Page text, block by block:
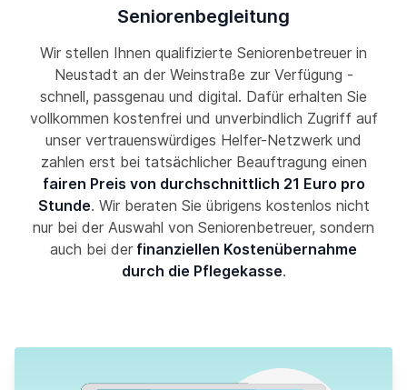
Seniorenbegleitung
Wir stellen Ihnen qualifizierte Seniorenbetreuer in
Neustadt an der Weinstraße zur Verfügung -
schnell, passgenau und digital. Dafür erhalten Sie
vollkommen kostenfrei und unverbindlich Zugriff auf
unser vertrauenswürdiges Helfer-Netzwerk und
zahlen erst bei tatsächlicher Beauftragung einen
fairen Preis von durchschnittlich 21 Euro pro
Stunde. Wir beraten Sie übrigens kostenlos nicht
nur bei der Auswahl von Seniorenbetreuer, sondern
auch bei der finanziellen Kostenübernahme
durch die Pflegekasse.